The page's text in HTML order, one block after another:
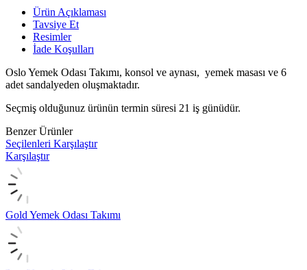
Ürün Açıklaması
Tavsiye Et
Resimler
İade Koşulları
Oslo Yemek Odası Takımı, konsol ve aynası, yemek masası ve 6
adet sandalyeden oluşmaktadır.
Seçmiş olduğunuz ürünün termin süresi 21 iş günüdür.
Benzer Ürünler
Seçilenleri Karşılaştır
Karşılaştır
Gold Yemek Odası Takımı